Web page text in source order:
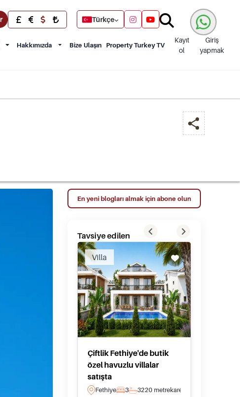
Türkçe
Hakkımızda Bize Ulaşın Property Turkey TV
Kayıt
ol
Giriş
yapmak
En yeni blogları almak için abone olun
Tavsiye edilen
Villa
Çiftlik Fethiye'de butik
özel havuzlu villalar
satışta
Fethiye 3 3220 metrekare